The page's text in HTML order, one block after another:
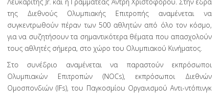
της Διεθνούς Ολυμπιακής Επιτροπής αναμένεται να
συγκεντρωθούν πέραν των 500 αθλητών από όλο τον κόσμο,
για να συζητήσουν τα σημαντικότερα θέματα που απασχολούν
τους αθλητές σήμερα, στο χώρο του Ολυμπιακού Κινήματος.
Στο συνέδριο αναμένεται να παραστούν εκπρόσωποι
Ολυμπιακών Επιτροπών (NOCs), εκπρόσωποι Διεθνών
Ομοσπονδιών (IFs), του Παγκοσμίου Οργανισμού Αντι-ντόπινγκ